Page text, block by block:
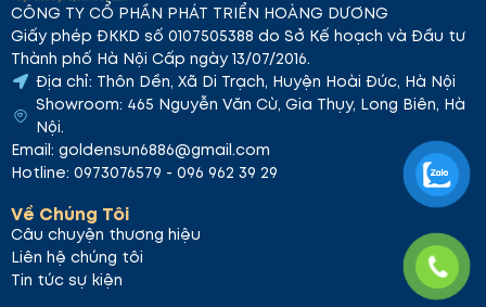
CÔNG TY CỔ PHẦN PHÁT TRIỂN HOÀNG DƯƠNG
Giấy phép ĐKKD số 0107505388 do Sở Kế hoạch và Đầu tư
Thành phố Hà Nội Cấp ngày 13/07/2016.
Địa chỉ: Thôn Dền, Xã Di Trạch, Huyện Hoài Đức, Hà Nội
Showroom: 465 Nguyễn Văn Cừ, Gia Thụy, Long Biên, Hà
Nội.
Email: goldensun6886@gmail.com
Hotline: 0973076579 - 096 962 39 29
Về Chúng Tôi
Câu chuyện thương hiệu
Liên hệ chúng tôi
Tin tức sự kiện